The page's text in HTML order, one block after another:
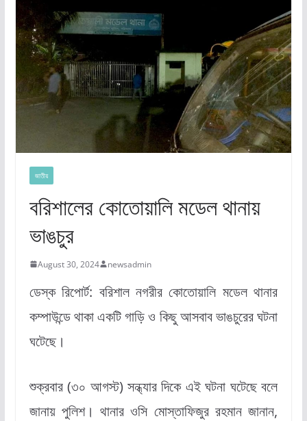
জাতীয়
বরিশালের কোতোয়ালি মডেল থানায়
ভাঙচুর
August 30, 2024 newsadmin
ডেস্ক রিপোর্ট: বরিশাল নগরীর কোতোয়ালি মডেল থানার
কম্পাউন্ডে থাকা একটি গাড়ি ও কিছু আসবাব ভাঙচুরের ঘটনা
ঘটেছে।
শুক্রবার (৩০ আগস্ট) সন্ধ্যার দিকে এই ঘটনা ঘটেছে বলে
জানায় পুলিশ। থানার ওসি মোস্তাফিজুর রহমান জানান,